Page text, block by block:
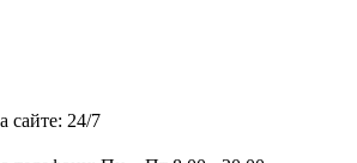
сайте: 24/7